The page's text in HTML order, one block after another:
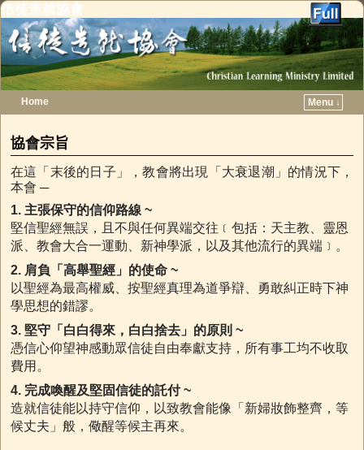
信徒造就協會
Home
Menu ↓
協會宗旨
在這「末後的日子」，教會將出現「大衰退潮」的情況下，
本會 ─
1. 主張保守的信仰路線 ~
堅信聖經無誤，且不與任何異端交往﹝包括：天主教、靈恩
派、教會大合一運動、新神學派，以及其他流行的異端﹞。
2. 肩負「高舉聖經」的使命 ~
以聖經為最高權威、按聖經真理為道爭辯、勇敢糾正時下神
學思想的錯謬。
3. 堅守「白白得來，白白捨去」的原則 ~
憑信心仰望神感動眾信徒自由奉獻支持，所有事工均不收取
費用。
4. 完成喚醒及堅固信徒的託付 ~
造就信徒能以持守信仰，以致教會能像「新婦妝飾整齊，等
候丈夫」般，儆醒等候主再來。